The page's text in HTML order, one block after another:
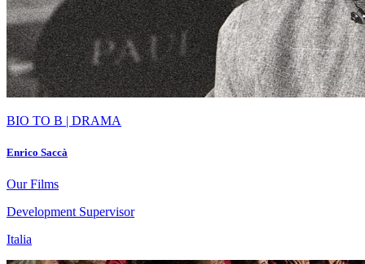
BIO TO B | DRAMA
Enrico Saccà
Our Films
Development Supervisor
Italia